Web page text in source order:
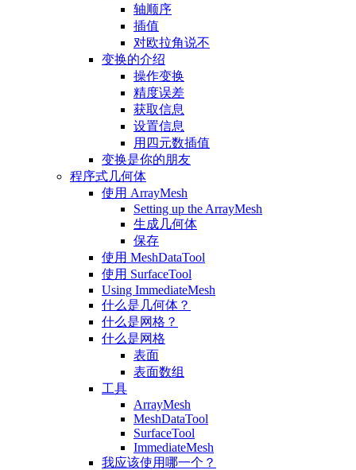
轴顺序
插值
对欧拉角说不
变换的介绍
操作变换
精度误差
获取信息
设置信息
用四元数插值
变换是你的朋友
程序式几何体
使用 ArrayMesh
Setting up the ArrayMesh
生成几何体
保存
使用 MeshDataTool
使用 SurfaceTool
Using ImmediateMesh
什么是几何体？
什么是网格？
什么是网格
表面
表面数组
工具
ArrayMesh
MeshDataTool
SurfaceTool
ImmediateMesh
我应该使用哪一个？